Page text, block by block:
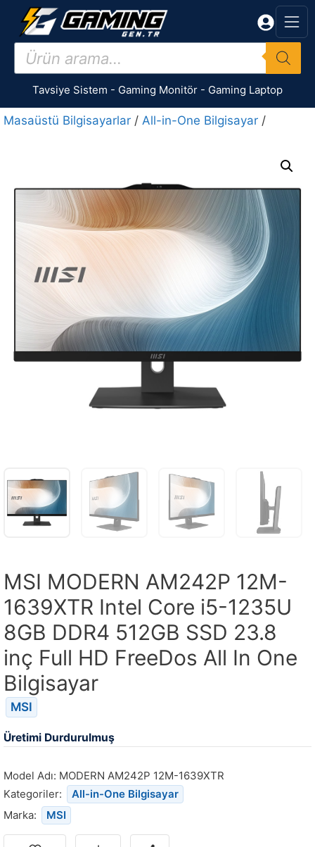
İçeriğe
Products
search
Tavsiye Sistem - Gaming Monitör - Gaming Laptop
Masaüstü Bilgisayarlar / All-in-One Bilgisayar /
MSI MODERN AM242P 12M-
1639XTR Intel Core i5-1235U
8GB DDR4 512GB SSD 23.8
inç Full HD FreeDos All In One
Bilgisayar
MSI
Üretimi Durdurulmuş
Model Adı: MODERN AM242P 12M-1639XTR
Kategoriler:
All-in-One Bilgisayar
Marka:
MSI